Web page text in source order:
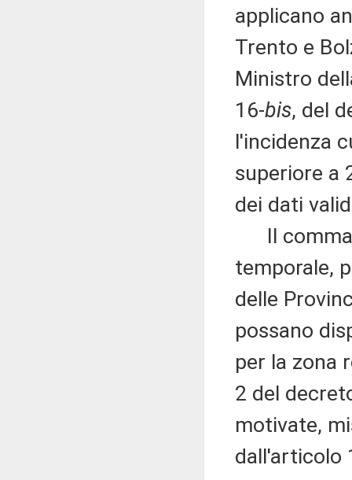
applicano
Trento e
Ministro
16-bis, del
l'incidenza
superiore a
dei dati
Il comma
temporale,
delle
possano
per la zona
2 del
motivate,
dall'articolo